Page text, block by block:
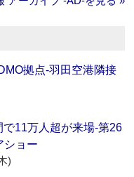
拠点‐羽田空港隣接
で11万人超が来場‐第26
ショー
)